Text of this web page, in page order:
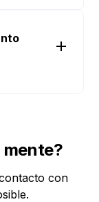
mente?
con